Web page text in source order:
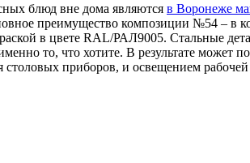
блюд вне дома являются в Воронеже
преимущество композиции №54 – в
в цвете RAL/РАЛ9005. Стальные
то, что хотите. В результате может
приборов, и освещением